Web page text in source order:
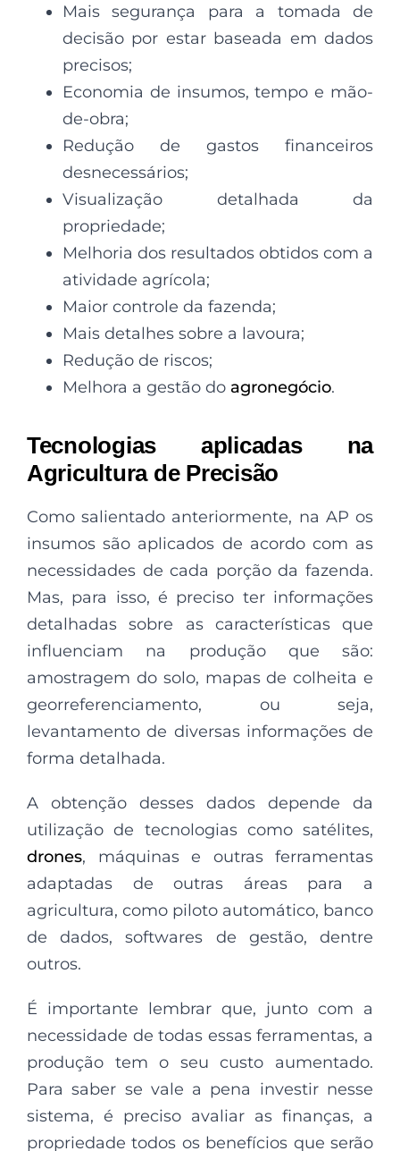
Mais segurança para a tomada de
decisão por estar baseada em dados
precisos;
Economia de insumos, tempo e mão-
de-obra;
Redução de gastos financeiros
desnecessários;
Visualização detalhada da
propriedade;
Melhoria dos resultados obtidos com a
atividade agrícola;
Maior controle da fazenda;
Mais detalhes sobre a lavoura;
Redução de riscos;
Melhora a gestão do agronegócio.
Tecnologias aplicadas na
Agricultura de Precisão
Como salientado anteriormente, na AP os
insumos são aplicados de acordo com as
necessidades de cada porção da fazenda.
Mas, para isso, é preciso ter informações
detalhadas sobre as características que
influenciam na produção que são:
amostragem do solo, mapas de colheita e
georreferenciamento, ou seja,
levantamento de diversas informações de
forma detalhada.
A obtenção desses dados depende da
utilização de tecnologias como satélites,
drones, máquinas e outras ferramentas
adaptadas de outras áreas para a
agricultura, como piloto automático, banco
de dados, softwares de gestão, dentre
outros.
É importante lembrar que, junto com a
necessidade de todas essas ferramentas, a
produção tem o seu custo aumentado.
Para saber se vale a pena investir nesse
sistema, é preciso avaliar as finanças, a
propriedade todos os benefícios que serão